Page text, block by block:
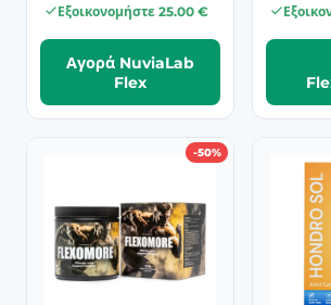
Εξοικονομήστε 25.00 €
Αγορά NuviaLab
Flex
-50%